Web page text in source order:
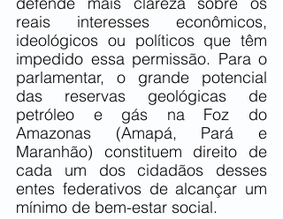
reais interesses econômicos,
ideológicos ou políticos que têm
impedido essa permissão. Para o
parlamentar, o grande potencial
das reservas geológicas de
petróleo e gás na Foz do
Amazonas (Amapá, Pará e
Maranhão) constituem direito de
cada um dos cidadãos desses
entes federativos de alcançar um
mínimo de bem-estar social.